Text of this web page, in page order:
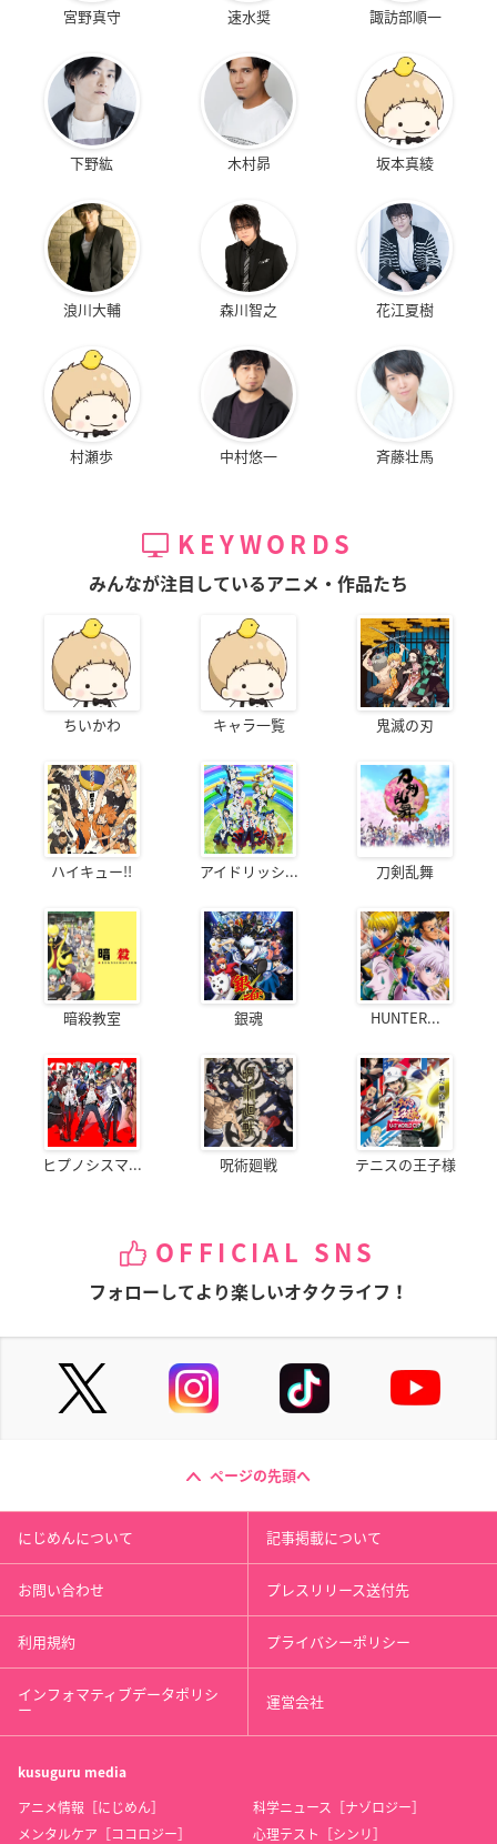
宮野真守 速水奨 諏訪部順一
下野紘 木村昴 坂本真綾
浪川大輔 森川智之 花江夏樹
村瀬歩 中村悠一 斉藤壮馬
KEYWORDS
みんなが注目しているアニメ・作品たち
ちいかわ キャラ一覧 鬼滅の刃
ハイキュー!! アイドリッシ... 刀剣乱舞
暗殺教室 銀魂 HUNTER...
ヒプノシスマ... 呪術廻戦 テニスの王子様
OFFICIAL SNS
フォローしてより楽しいオタクライフ！
ページの先頭へ
にじめんについて 記事掲載について
お問い合わせ プレスリリース送付先
利用規約 プライバシーポリシー
インフォマティブデータポリシ
ー 運営会社
kusuguru media
アニメ情報［にじめん］
科学ニュース［ナゾロジー］
メンタルケア［ココロジー］
心理テスト［シンリ］